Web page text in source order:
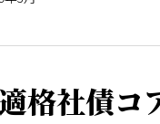
格社債コ